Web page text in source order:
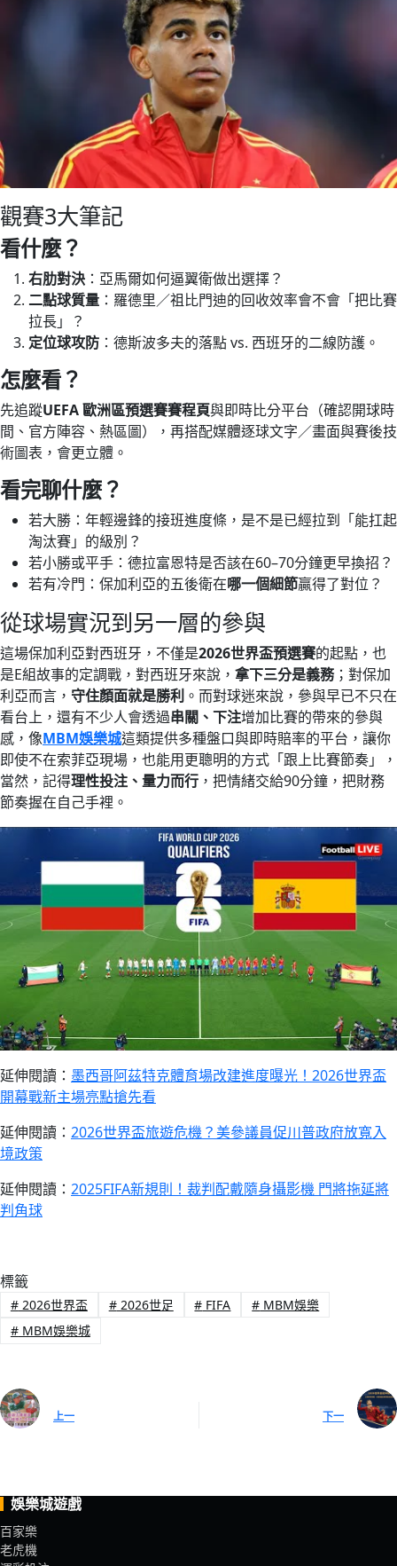
觀賽3大筆記
看什麼？
右肋對決 ：亞馬爾如何逼翼衛做出選擇？
二點球質量 ：羅德里／祖比門迪的回收效率會不會「把比賽
拉長」？
定位球攻防 ：德斯波多夫的落點 vs. 西班牙的二線防護。
怎麼看？
先追蹤UEFA 歐洲區預選賽賽程頁與即時比分平台（確認開球時
間、官方陣容、熱區圖），再搭配媒體逐球文字／畫面與賽後技
術圖表，會更立體。
看完聊什麼？
若大勝：年輕邊鋒的接班進度條，是不是已經拉到「能扛起
淘汰賽」的級別？
若小勝或平手：德拉富恩特是否該在60–70分鐘更早換招？
若有冷門：保加利亞的五後衛在哪一個細節贏得了對位？
從球場實況到另一層的參與
這場保加利亞對西班牙，不僅是2026世界盃預選賽的起點，也
是E組故事的定調戰，對西班牙來說， 拿下三分是義務；對保加
利亞而言， 守住顏面就是勝利 。而對球迷來說，參與早已不只在
看台上，還有不少人會透過串關、下注增加比賽的帶來的參與
感，像MBM娛樂城這類提供多種盤口與即時賠率的平台，讓你
即使不在索菲亞現場，也能用更聰明的方式「跟上比賽節奏」，
當然，記得理性投注、量力而行 ，把情緒交給90分鐘，把財務
節奏握在自己手裡。
延伸閱讀： 墨西哥阿茲特克體育場改建進度曝光！2026世界盃
開幕戰新主場亮點搶先看
延伸閱讀： 2026世界盃旅遊危機？美參議員促川普政府放寬入
境政策
延伸閱讀： 2025FIFA新規則！裁判配戴隨身攝影機 門將拖延將
判角球
標籤
#2026世界盃 #2026世足 # FIFA # MBM娛樂
#MBM娛樂城
上一 下一
娛樂城遊戲
百家樂
老虎機